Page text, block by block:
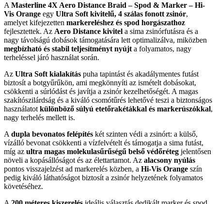
A Masterline 4X Aero Distance Braid – Spod & Marker – Hi-
Vis Orange egy Ultra Soft kivitelű, 4 szálas fonott zsinór,
amelyet kifejezetten markereléshez és spod horgászathoz
fejlesztettek. Az Aero Distance kivitel a sima zsinórfutásra és a
nagy távolságú dobások támogatására lett optimalizálva, miközben
megbízható és stabil teljesítményt nyújt a folyamatos, nagy
terheléssel járó használat során.
Az Ultra Soft kialakítás puha tapintást és akadálymentes futást
biztosít a botgyűrűkön, ami megkönnyíti az ismételt dobásokat,
csökkenti a súrlódást és javítja a zsinór kezelhetőségét. A magas
szakítószilárdság és a kiváló csomótűrés lehetővé teszi a biztonságos
használatot különböző súlyú etetőrakétákkal és markerúszókkal,
nagy terhelés mellett is.
A dupla bevonatos felépítés két szinten védi a zsinórt: a külső,
vízálló bevonat csökkenti a vízfelvételt és támogatja a sima futást,
míg az ultra magas molekulasűrűségű belső védőréteg jelentősen
növeli a kopásállóságot és az élettartamot. Az alacsony nyúlás
pontos visszajelzést ad markerelés közben, a Hi-Vis Orange szín
pedig kiváló láthatóságot biztosít a zsinór helyzetének folyamatos
követéséhez.